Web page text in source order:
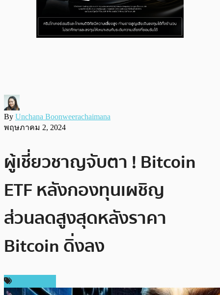
By Unchana Boonweerachaimana
พฤษภาคม 2, 2024
ผู้เชี่ยวชาญจับตา ! Bitcoin
ETF หลังกองทุนเผชิญ
ส่วนลดสูงสุดหลังราคา
Bitcoin ดิ่งลง